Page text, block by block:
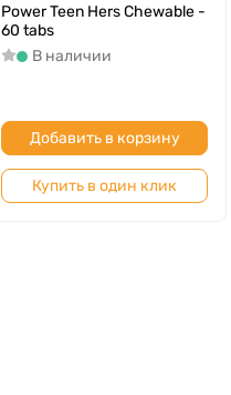
Power Teen Hers Chewable -
60 tabs
В наличии
Добавить в корзину
Купить в один клик